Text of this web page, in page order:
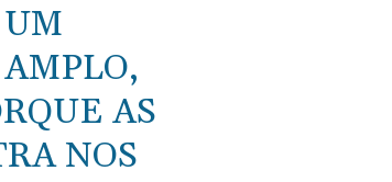
AS
NOS